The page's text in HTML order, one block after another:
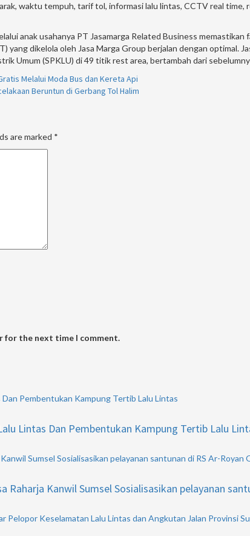
waktu tempuh, tarif tol, informasi lalu lintas, CCTV real time,
anak usahanya PT Jasamarga Related Business
dikelola oleh Jasa Marga Group berjalan dengan optimal.
Umum (SPKLU) di 49 titik rest area, bertambah dari
Melalui Moda Bus dan Kereta Api
Beruntun di Gerbang Tol Halim
are marked *
for the next time I comment.
Pembentukan Kampung Tertib Lalu Lintas
Lintas Dan Pembentukan Kampung Tertib Lalu
Sumsel Sosialisasikan pelayanan santunan di RS Ar-Royan
Kanwil Sumsel Sosialisasikan pelayanan
Pelopor Keselamatan Lalu Lintas dan Angkutan Jalan Provinsi